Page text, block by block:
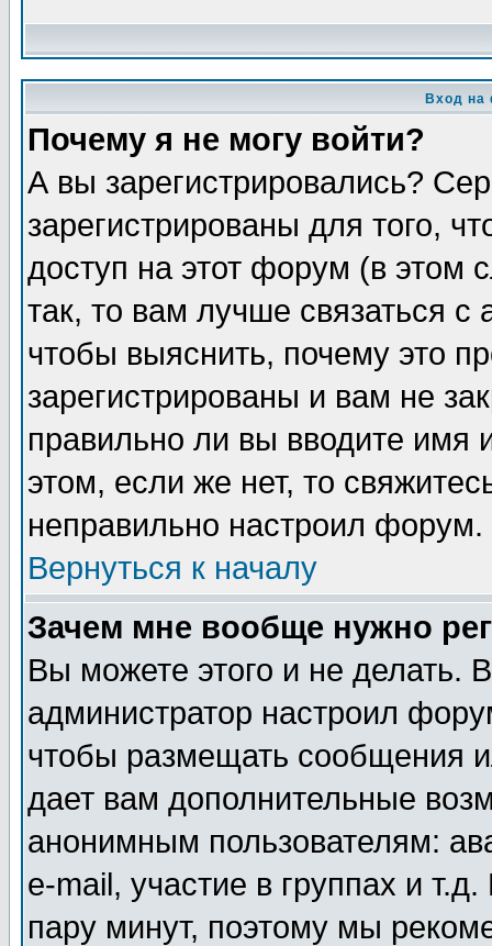
Вход на
Почему я не могу войти?
А вы зарегистрировались?
зарегистрированы для того,
доступ на этот форум (в этом
так, то вам лучше связаться
чтобы выяснить, почему это
зарегистрированы и вам не
правильно ли вы вводите
этом, если же нет, то
неправильно настроил форум.
Вернуться к началу
Зачем мне вообще нужно
Вы можете этого и не делать.
администратор настроил
чтобы размещать сообщения
дает вам дополнительные
анонимным пользователям:
e-mail, участие в группах и
пару минут, поэтому мы